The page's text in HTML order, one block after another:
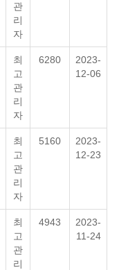
관
리
자
최
고
관
리
자
6280
2023-
12-06
최
고
관
리
자
5160
2023-
12-23
최
고
관
리
4943
2023-
11-24